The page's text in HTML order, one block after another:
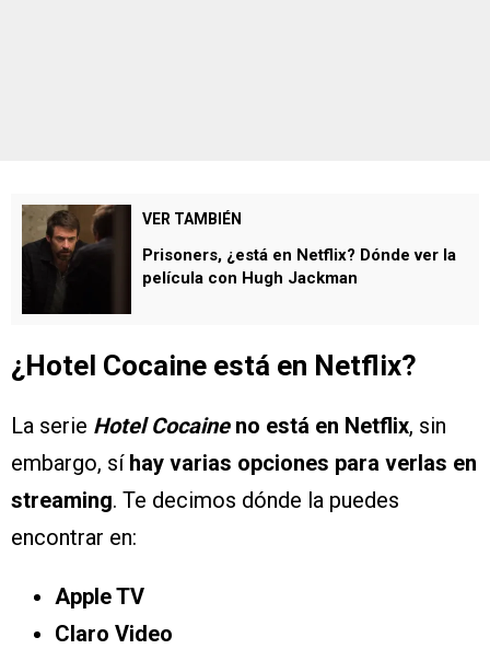
VER TAMBIÉN
Prisoners, ¿está en Netflix? Dónde ver la
película con Hugh Jackman
¿Hotel Cocaine está en Netflix?
La serie Hotel Cocaine no está en Netflix, sin
embargo, sí hay varias opciones para verlas en
streaming. Te decimos dónde la puedes
encontrar en:
Apple TV
Claro Video